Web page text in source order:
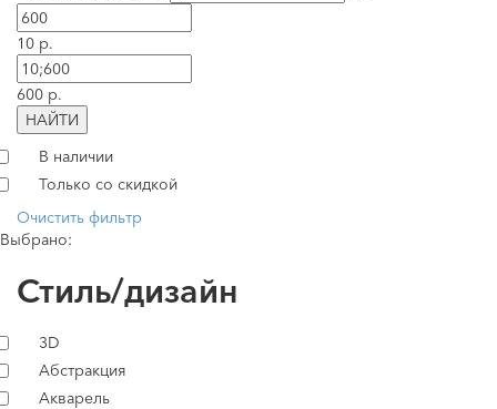
10 р.
600 р.
НАЙТИ
В наличии
Только со скидкой
Очистить фильтр
Выбрано:
Стиль/дизайн
3D
Абстракция
Акварель